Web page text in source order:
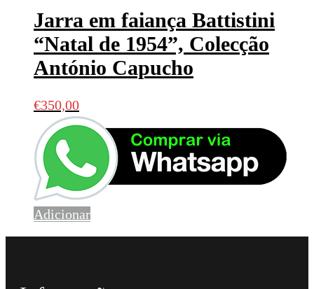
Jarra em faiança Battistini
“Natal de 1954”, Colecção
António Capucho
€350,00
Adicionar